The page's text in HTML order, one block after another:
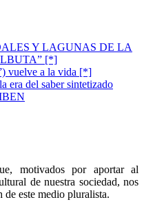
Y LAGUNAS DE LA
[*]
vuelve a la vida [*]
era del saber sintetizado
motivados por aportar al
de nuestra sociedad, nos
este medio pluralista.